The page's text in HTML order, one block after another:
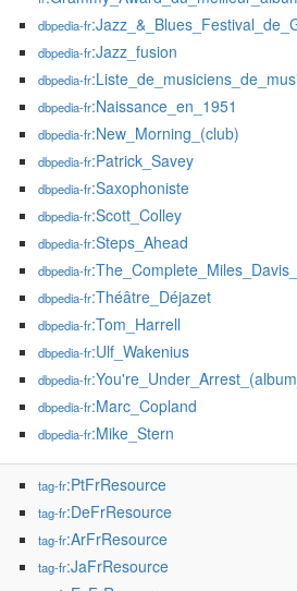
dbpedia-fr
dbpedia-fr:Jazz_fusion
dbpedia-fr
dbpedia-fr:Naissance_en_1951
dbpedia-fr:New_Morning_(club)
dbpedia-fr:Patrick_Savey
dbpedia-fr:Saxophoniste
dbpedia-fr:Scott_Colley
dbpedia-fr:Steps_Ahead
dbpedia-fr
dbpedia-fr:Théâtre_Déjazet
dbpedia-fr:Tom_Harrell
dbpedia-fr:Ulf_Wakenius
dbpedia-fr
dbpedia-fr:Marc_Copland
dbpedia-fr:Mike_Stern
tag-fr:PtFrResource
tag-fr:DeFrResource
tag-fr:ArFrResource
tag-fr:JaFrResource